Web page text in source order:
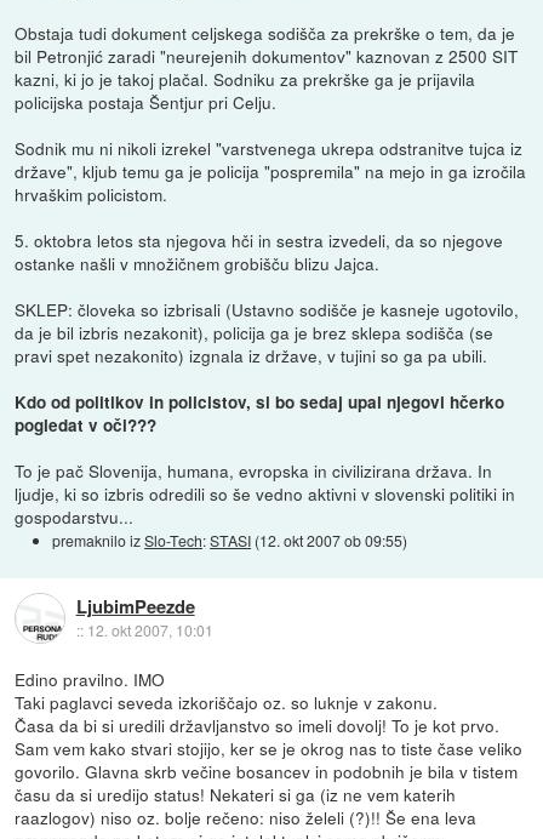
Obstaja tudi dokument celjskega sodišča za prekrške o tem, da je
bil Petronjić zaradi "neurejenih dokumentov" kaznovan z 2500 SIT
kazni, ki jo je takoj plačal. Sodniku za prekrške ga je prijavila
policijska postaja Šentjur pri Celju.
Sodnik mu ni nikoli izrekel "varstvenega ukrepa odstranitve tujca iz
države", kljub temu ga je policija "pospremila" na mejo in ga izročila
hrvaškim policistom.
5. oktobra letos sta njegova hči in sestra izvedeli, da so njegove
ostanke našli v množičnem grobišču blizu Jajca.
SKLEP: človeka so izbrisali (Ustavno sodišče je kasneje ugotovilo,
da je bil izbris nezakonit), policija ga je brez sklepa sodišča (se
pravi spet nezakonito) izgnala iz države, v tujini so ga pa ubili.
Kdo od politikov in policistov, si bo sedaj upal njegovi hčerko
pogledat v oči???
To je pač Slovenija, humana, evropska in civilizirana država. In
ljudje, ki so izbris odredili so še vedno aktivni v slovenski politiki in
gospodarstvu...
premaknilo izSlo-Tech:STASI (12. okt 2007 ob 09:55)
LjubimPeezde
:: 12. okt 2007, 10:01
Edino pravilno. IMO
Taki paglavci seveda izkoriščajo oz. so luknje v zakonu.
Časa da bi si uredili državljanstvo so imeli dovolj! To je kot prvo.
Sam vem kako stvari stojijo, ker se je okrog nas to tiste čase veliko
govorilo. Glavna skrb večine bosancev in podobnih je bila v tistem
času da si uredijo status! Nekateri si ga (iz ne vem katerih
raazlogov) niso oz. bolje rečeno: niso želeli (?)!! Še ena leva